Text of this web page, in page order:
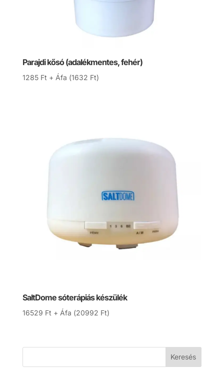
Parajdi kősó (adalékmentes, fehér)
1285 Ft + Áfa (1632 Ft)
SaltDome sóterápiás készülék
16529 Ft + Áfa (20992 Ft)
Keresés